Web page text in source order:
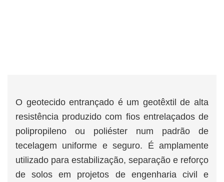
O geotecido entrançado é um geotêxtil de alta
resistência produzido com fios entrelaçados de
polipropileno ou poliéster num padrão de
tecelagem uniforme e seguro. É amplamente
utilizado para estabilização, separação e reforço
de solos em projetos de engenharia civil e